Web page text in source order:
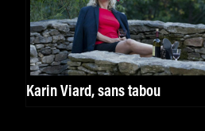
Karin Viard, sans tabou